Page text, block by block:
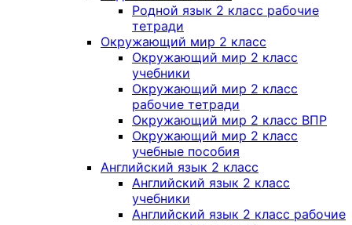
Родной язык 2 класс рабочие
тетради
Окружающий мир 2 класс
Окружающий мир 2 класс
учебники
Окружающий мир 2 класс
рабочие тетради
Окружающий мир 2 класс ВПР
Окружающий мир 2 класс
учебные пособия
Английский язык 2 класс
Английский язык 2 класс
учебники
Английский язык 2 класс рабочие